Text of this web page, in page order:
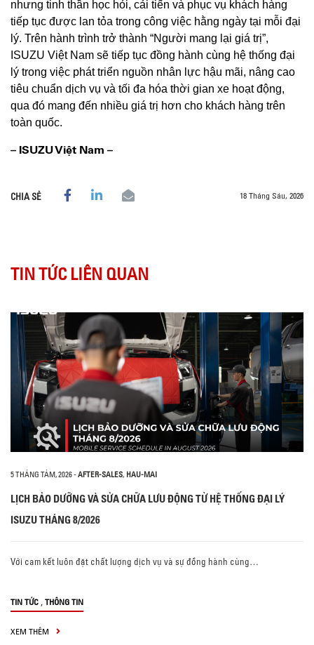
nhưng tinh thần học hỏi, cải tiến và phục vụ khách hàng
tiếp tục được lan tỏa trong công việc hằng ngày tại mỗi đại
lý. Trên hành trình trở thành “Người mang lại giá trị”,
ISUZU Việt Nam sẽ tiếp tục đồng hành cùng hệ thống đại
lý trong việc phát triển nguồn nhân lực hậu mãi, nâng cao
tiêu chuẩn dịch vụ và tối đa hóa thời gian xe hoạt động,
qua đó mang đến nhiều giá trị hơn cho khách hàng trên
toàn quốc.
– ISUZU Việt Nam –
CHIA SẺ 18 Tháng Sáu, 2026
TIN TỨC LIÊN QUAN
5 THÁNG TÁM, 2026- AFTER-SALES, HAU-MAI
LỊCH BẢO DƯỠNG VÀ SỬA CHỮA LƯU ĐỘNG TỪ HỆ THỐNG ĐẠI LÝ
ISUZU THÁNG 8/2026
Với cam kết luôn đặt chất lượng dịch vụ và sự đồng hành cùng…
TIN TỨC , THÔNG TIN
XEM THÊM